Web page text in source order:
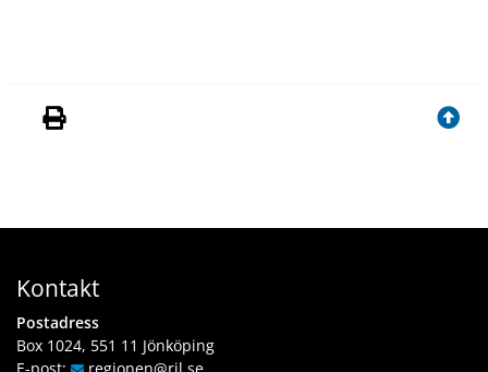
Kontakt
Postadress
Box 1024, 551 11 Jönköping